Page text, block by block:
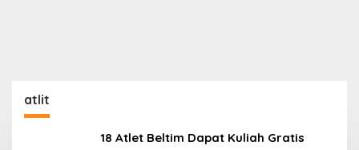
atlit
18 Atlet Beltim Dapat Kuliah Gratis